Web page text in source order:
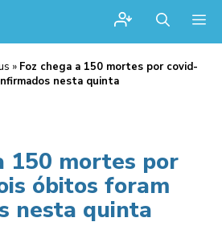
» Foz chega a 150 mortes por covid-
nesta quinta
150 mortes por
óbitos foram
nesta quinta